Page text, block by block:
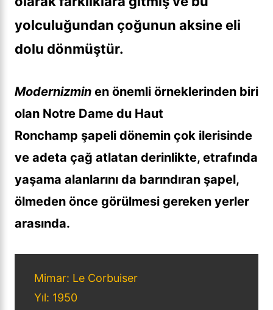
yolculuğundan çoğunun aksine eli
dolu dönmüştür.
Modernizmin en önemli örneklerinden biri
olan Notre Dame du Haut
Ronchamp şapeli dönemin çok ilerisinde
ve adeta çağ atlatan derinlikte, etrafında
yaşama alanlarını da barındıran şapel,
ölmeden önce görülmesi gereken yerler
arasında.
Mimar: Le Corbuiser
Yıl: 1950